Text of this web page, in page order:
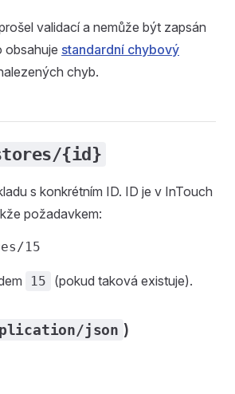
validací a nemůže být zapsán
obsahuje standardní chybový
chyb.
{id}
s konkrétním ID. ID je v InTouch
požadavkem:
15 (pokud taková existuje).
json )